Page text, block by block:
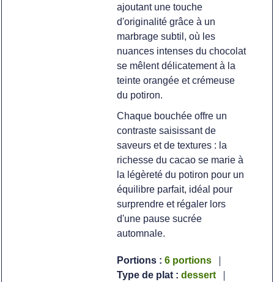
ajoutant une touche
d'originalité grâce à un
marbrage subtil, où les
nuances intenses du chocolat
se mêlent délicatement à la
teinte orangée et crémeuse
du potiron.
Chaque bouchée offre un
contraste saisissant de
saveurs et de textures : la
richesse du cacao se marie à
la légèreté du potiron pour un
équilibre parfait, idéal pour
surprendre et régaler lors
d'une pause sucrée
automnale.
Portions :6 portions
Type de plat :dessert